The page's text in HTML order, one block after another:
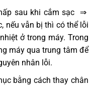
sau khi cắm sạc ⇒
nếu vẫn bị thì có thể lỗi
ở trong máy. Trong
máy qua trung tâm để
nhân lỗi.
bằng cách thay chân